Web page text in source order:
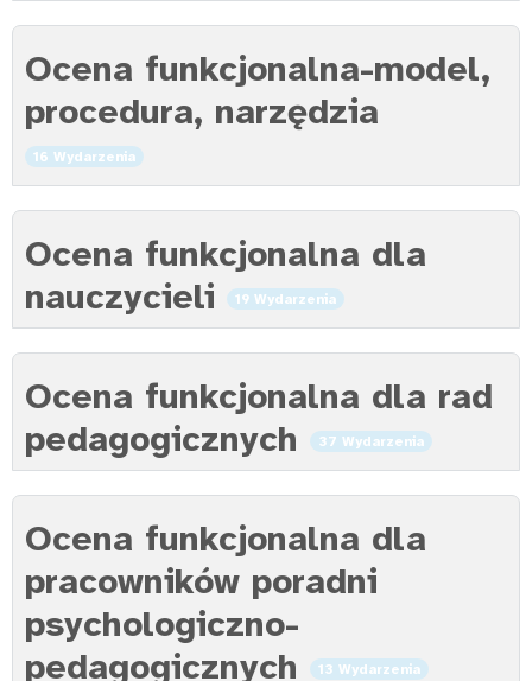
Ocena funkcjonalna-model,
procedura, narzędzia
16 Wydarzenia
Ocena funkcjonalna dla
nauczycieli
19 Wydarzenia
Ocena funkcjonalna dla rad
pedagogicznych
37 Wydarzenia
Ocena funkcjonalna dla
pracowników poradni
psychologiczno-
pedagogicznych
13 Wydarzenia